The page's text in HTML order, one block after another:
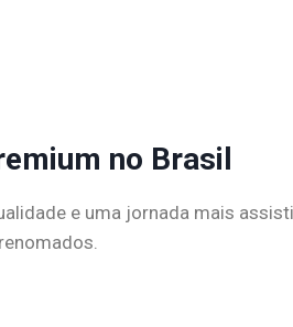
no Brasil
e uma jornada mais